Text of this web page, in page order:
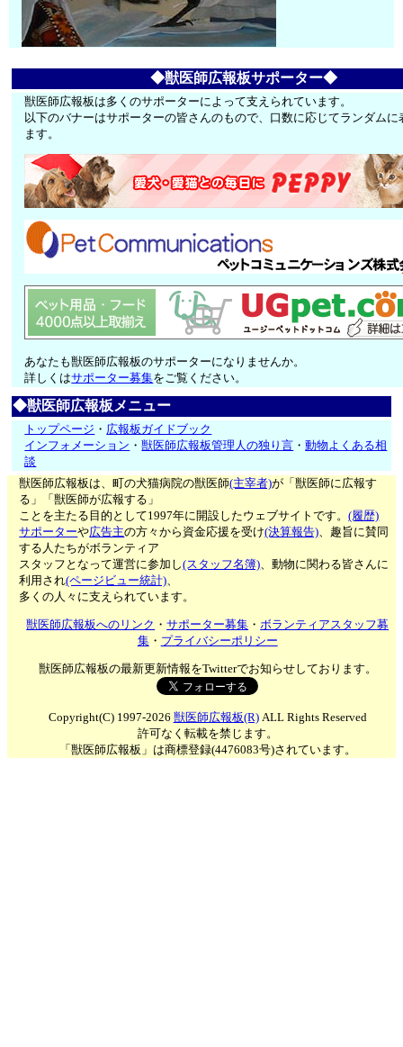
◆獣医師広報板サポーター◆
獣医師広報板は多くのサポーターによって支えられています。
以下のバナーはサポーターの皆さんのもので、口数に応じてランダムに
ます。
あなたも獣医師広報板のサポーターになりませんか。
詳しくはサポーター募集をご覧ください。
◆獣医師広報板メニュー
トップページ ・ 広報板ガイドブック
インフォメーション ・獣医師広報板管理人の独り言 ・動物よくある相
談
獣医師広報板は、町の犬猫病院の獣医師(主宰者)が「獣医師に広報す
る」「獣医師が広報する」
ことを主たる目的として1997年に開設したウェブサイトです。(履歴)
サポーターや広告主の方々から資金応援を受け(決算報告)、趣旨に賛同
する人たちがボランティア
スタッフとなって運営に参加し(スタッフ名簿)、動物に関わる皆さんに
利用され(ページビュー統計)、
多くの人々に支えられています。
獣医師広報板へのリンク ・サポーター募集 ・ボランティアスタッフ募
集・ プライバシーポリシー
獣医師広報板の最新更新情報をTwitterでお知らせしております。
Copyright(C) 1997-2026 獣医師広報板(R)ALL Rights Reserved
許可なく転載を禁じます。
「獣医師広報板」は商標登録(4476083号)されています。